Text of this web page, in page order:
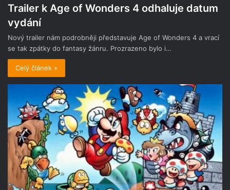
Trailer k Age of Wonders 4 odhaluje datum
vydání
Nový trailer nám podrobněji představuje Age of Wonders 4 a vrací
se tak zpátky do fantasy žánru. Prozrazeno bylo i…
Celý článek »